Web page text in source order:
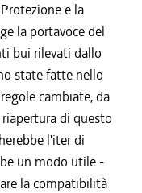
e la
la portavoce del
bui rilevati dallo
state fatte nello
cambiate, da
di questo
l'iter di
un modo utile -
la compatibilità